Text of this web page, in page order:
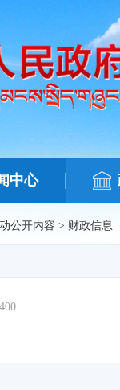
中心
公开内容 > 财政信息